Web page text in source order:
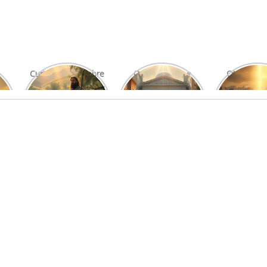
Curiosidades Sobre
Os Salmos Mais
O Significado e
Função do Levita
Otniel: